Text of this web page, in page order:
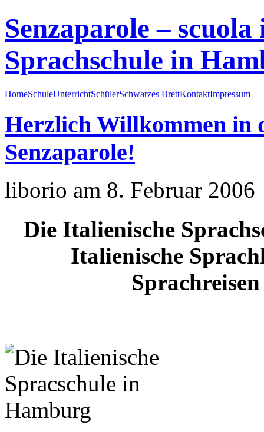
Senzaparole –
Sprachschule in
HomeSchuleUnterrichtSchülerSchwarzes BrettKontaktImpressum
Herzlich Willkommen in
Senzaparole!
liborio am 8. Februar 2006
Die Italienische
Italienische
Sprachreisen